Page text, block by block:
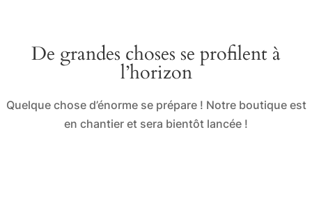
De grandes choses se profilent à
l’horizon
Quelque chose d’énorme se prépare ! Notre boutique est
en chantier et sera bientôt lancée !